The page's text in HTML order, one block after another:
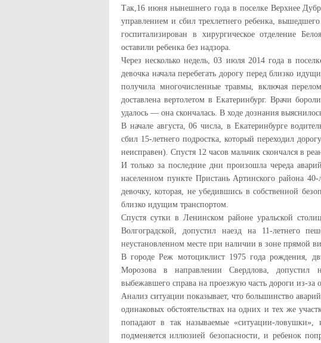
Так,16 июня нынешнего года в поселке Верхнее
управлением и сбил трехлетнего ребенка,
госпитализирован в хирургическое отделение
оставили ребенка без надзора.
Через несколько недель, 03 июля 2014 года в
девочка начала перебегать дорогу перед близко
получила многочисленные травмы, включая
доставлена вертолетом в Екатеринбург. Врачи
удалось — она скончалась. В ходе дознания
В начале августа, 06 числа, в Екатеринбурге
сбил 15-летнего подростка, который переходил
неисправен). Спустя 12 часов мальчик скончался в
И только за последние дни произошла череда
населенном пункте Пристань Артинского района
девочку, которая, не убедившись в собственной
близко идущим транспортом.
Спустя сутки в Ленинском районе уральской
Волгоградской, допустил наезд на 11-летнего
неустановленном месте при наличии в зоне прямой
В городе Реж мотоциклист 1975 года рождения,
Морозова в направлении Свердлова, допустил
выбежавшего справа на проезжую часть дороги из-за
Анализ ситуации показывает, что большинство
одинаковых обстоятельствах на одних и тех же
попадают в так называемые «ситуации-ловушки»,
подменяется иллюзией безопасности, и ребенок